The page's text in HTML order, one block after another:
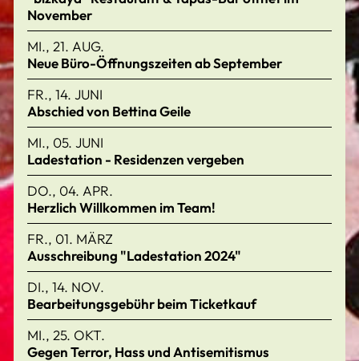
November
MI., 21. AUG.
Neue Büro-Öffnungszeiten ab September
FR., 14. JUNI
Abschied von Bettina Geile
MI., 05. JUNI
Ladestation - Residenzen vergeben
DO., 04. APR.
Herzlich Willkommen im Team!
FR., 01. MÄRZ
Ausschreibung "Ladestation 2024"
DI., 14. NOV.
Bearbeitungsgebühr beim Ticketkauf
MI., 25. OKT.
Gegen Terror, Hass und Antisemitismus